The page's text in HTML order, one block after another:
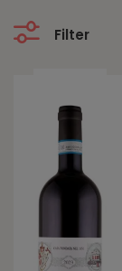
Filter